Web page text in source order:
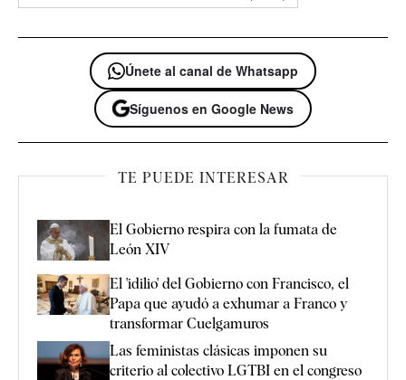
Únete al canal de Whatsapp
Síguenos en Google News
TE PUEDE INTERESAR
El Gobierno respira con la fumata de
León XIV
El 'idilio' del Gobierno con Francisco, el
Papa que ayudó a exhumar a Franco y
transformar Cuelgamuros
Las feministas clásicas imponen su
criterio al colectivo LGTBI en el congreso